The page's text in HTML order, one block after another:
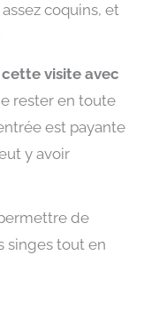
coquins, et
visite avec
rester en toute
est payante
y avoir
de
singes tout en